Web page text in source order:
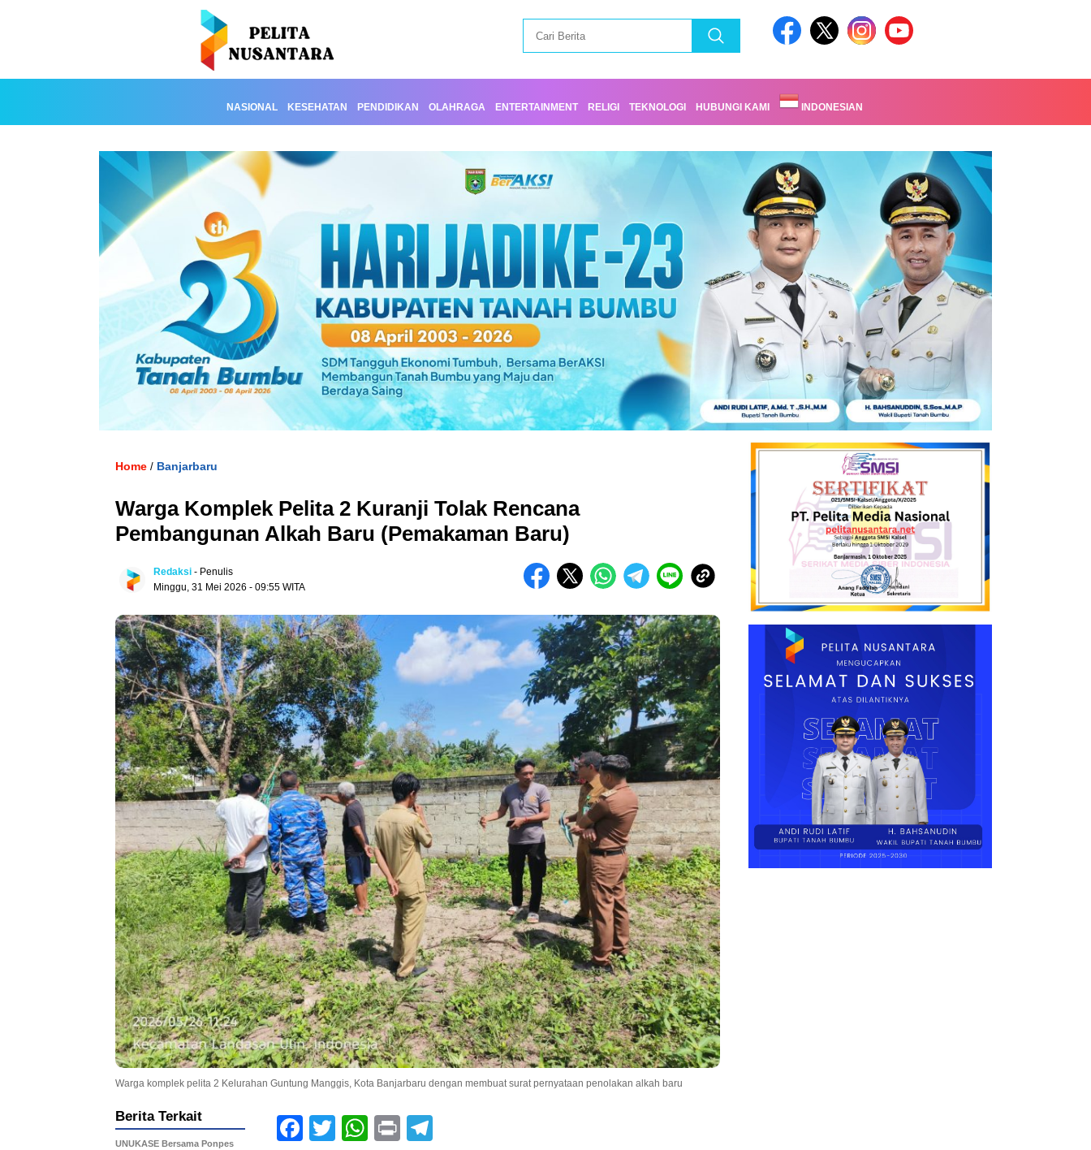
NASIONAL KESEHATAN PENDIDIKAN OLAHRAGA ENTERTAINMENT RELIGI TEKNOLOGI HUBUNGI KAMI INDONESIAN
Home / Banjarbaru
Warga Komplek Pelita 2 Kuranji Tolak Rencana
Pembangunan Alkah Baru (Pemakaman Baru)
Redaksi - Penulis
Minggu, 31 Mei 2026 - 09:55 WITA
Warga komplek pelita 2 Kelurahan Guntung Manggis, Kota Banjarbaru dengan membuat surat pernyataan penolakan alkah baru
Facebook
TwitterWhatsApp
Print
Berita Terkait
UNUKASE Bersama Ponpes